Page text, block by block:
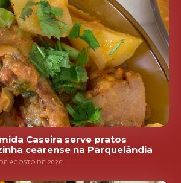
Caseira serve pratos
cearense na Parquelândia
AGOSTO DE 2026